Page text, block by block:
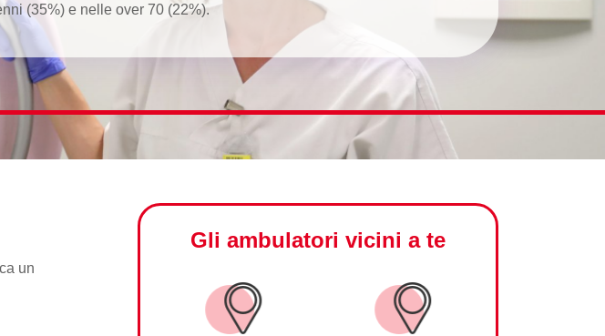
(35%) e nelle over 70 (22%).
un
Gli ambulatori vicini a te